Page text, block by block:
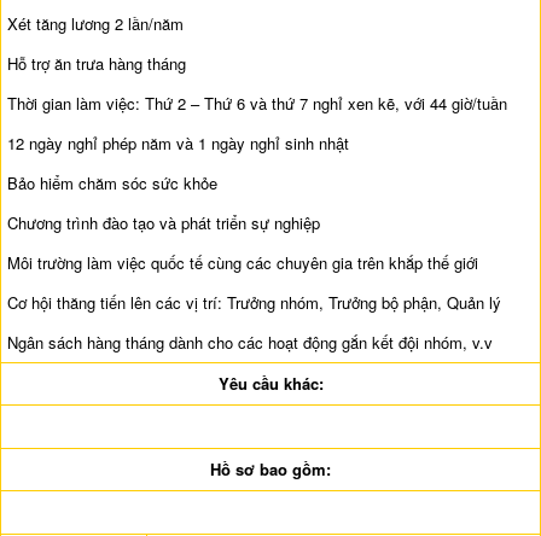
Xét tăng lương 2 lần/năm
Hỗ trợ ăn trưa hàng tháng
Thời gian làm việc: Thứ 2 – Thứ 6 và thứ 7 nghỉ xen kẽ, với 44 giờ/tuần
12 ngày nghỉ phép năm và 1 ngày nghỉ sinh nhật
Bảo hiểm chăm sóc sức khỏe
Chương trình đào tạo và phát triển sự nghiệp
Môi trường làm việc quốc tế cùng các chuyên gia trên khắp thế giới
Cơ hội thăng tiến lên các vị trí: Trưởng nhóm, Trưởng bộ phận, Quản lý
Ngân sách hàng tháng dành cho các hoạt động gắn kết đội nhóm, v.v
Yêu cầu khác:
Hồ sơ bao gồm: